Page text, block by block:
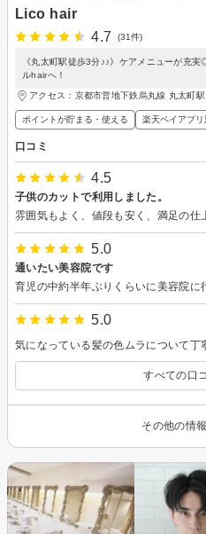
Lico hair
4.7
(31件)
《丸太町駅徒歩3分♪♪》ケアメニューが充
ルhairへ！
アクセス：京都市営地下鉄烏丸線 丸太町
ポイントが貯まる・使える 楽天ペイアプリ
口コミ
4.5
子供のカットで利用しました。
5.0
通いたい美容院です
5.0
すべての口
その他の情